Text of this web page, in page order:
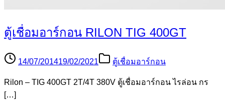
ตู้เชื่อมอาร์กอน RILON TIG 400GT
14/07/201419/02/2021 ตู้เชื่อมอาร์กอน
Rilon – TIG 400GT 2T/4T 380V ตู้เชื่อมอาร์กอน ไรล่อน กร
[…]